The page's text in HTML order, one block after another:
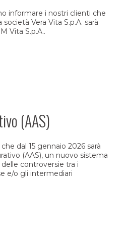
informare i nostri clienti che
Vera Vita S.p.A. sarà
Vita S.p.A..
(AAS)
dal 15 gennaio 2026 sarà
(AAS), un nuovo sistema
controversie tra i
e/o gli intermediari